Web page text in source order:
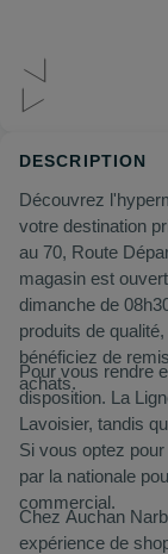
DESCRIPTION
Découvrez
votre destination
au 70, Route
magasin est
dimanche de
produits de
bénéficiez de
achats.
Pour vous rendre
disposition. La
Lavoisier, tandis
Si vous optez
par la nationale
commercial.
Chez Auchan
expérience de